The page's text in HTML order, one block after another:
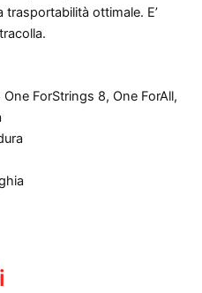
ottimale. E’
ForStrings 8, One ForAll,